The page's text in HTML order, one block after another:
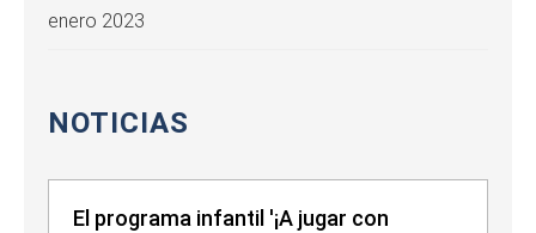
enero 2023
NOTICIAS
El programa infantil '¡A jugar con